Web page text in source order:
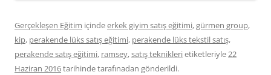
Gerçekleşen Eğitim içindeerkek giyim satış eğitimi,gürmen group,
kip, perakende lüks satış eğitimi, perakende lüks tekstil satış,
perakende satış eğitimi, ramsey,satış tekniklerietiketleriyle22
Haziran 2016tarihindetarafınadan gönderildi.